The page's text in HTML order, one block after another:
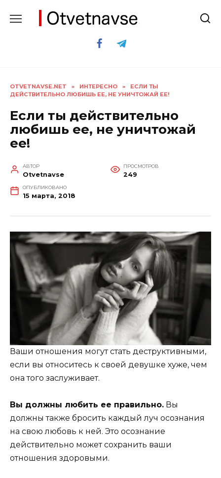
содержанию
OTVETNAVSE.NET » ИНТЕРЕСНО »
ЕСЛИ ТЫ
ДЕЙСТВИТЕЛЬНО ЛЮБИШЬ ЕЕ, НЕ УНИЧТОЖАЙ ЕЕ!
Если ты действительно
любишь ее, не уничтожай
ее!
АВТОР
Otvetnavse
ПРОСМОТРОВ
249
ОПУБЛИКОВАНО
15 марта, 2018
Ваши отношения могут стать деструктивными,
если вы относитесь к своей девушке хуже, чем
она того заслуживает.
Вы должны любить ее правильно. Вы
должны также бросить каждый луч осознания
на свою любовь к ней. Это осознание
действительно может сохранить ваши
отношения здоровыми.